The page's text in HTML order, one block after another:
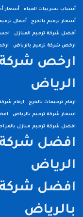
أسباب تسريبات المياه أسعار
أسعار ترميم بالخرج أعمال
أفضل شركة ترميم المنازل
ارخص شركة ترميم بالرياض
ارخص شركة
الرياض
ارقام ترميمات بالخرج ارقام
اسعار شركة ترميم بالرياض
افضل شركة ترميم منازل
افضل شركة
الرياض
افضل شركة
بالرياض